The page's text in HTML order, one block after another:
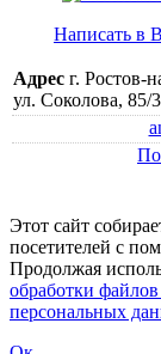
Написать в
Адрес г. Ростов-
ул. Соколова, 85/3
Этот сайт
посетителей c
Продолжая
обработки
персональных